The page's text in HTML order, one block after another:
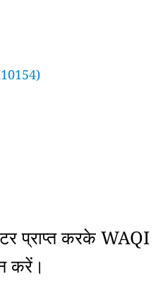
प्राप्त करके WAQI
करें।